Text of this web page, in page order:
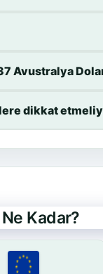
Avustralya
dikkat
Kadar?